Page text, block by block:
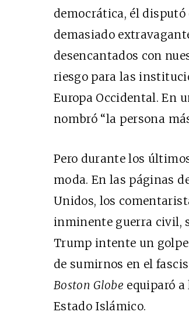
democrática, él disputó
demasiado
desencantados con
riesgo para las
Europa Occidental. En
nombró “la persona
Pero durante los
moda. En las páginas
Unidos, los
inminente guerra civil,
Trump intente un golpe
de sumirnos en el
Boston Globe equiparó a
Estado Islámico.